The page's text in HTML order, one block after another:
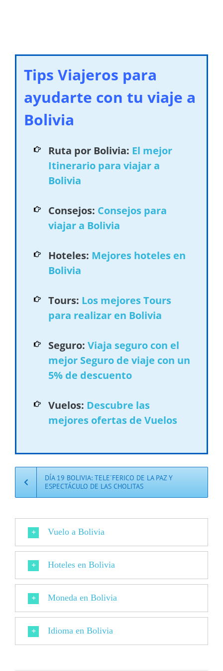
Tips Viajeros para
ayudarte con tu viaje a
Bolivia
Ruta por Bolivia: El mejor
Itinerario para viajar a
Bolivia
Consejos: Consejos para
viajar a Bolivia
Hoteles: Mejores hoteles en
Bolivia
Tours: Los mejores Tours
para realizar en Bolivia
Seguro: Viaja seguro con el
mejor Seguro de viaje con un
5% de descuento
Vuelos: Descubre las
mejores ofertas de Vuelos
DÍA 19 BOLIVIA: TELE´FERICO DE LA PAZ Y
ESPECTÁCULO DE LAS CHOLITAS
Vuelo a Bolivia
Hoteles en Bolivia
Moneda en Bolivia
Idioma en Bolivia